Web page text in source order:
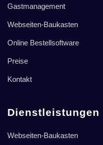
Gastmanagement
Webseiten-Baukasten
Online Bestellsoftware
Preise
Kontakt
Dienstleistungen
Webseiten-Baukasten